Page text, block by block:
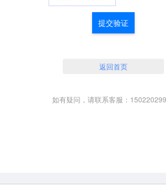
提交验证
返回首页
如有疑问，请联系客服：